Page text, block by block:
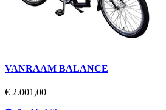
VANRAAM BALANCE
Prijs
€ 2.001,00